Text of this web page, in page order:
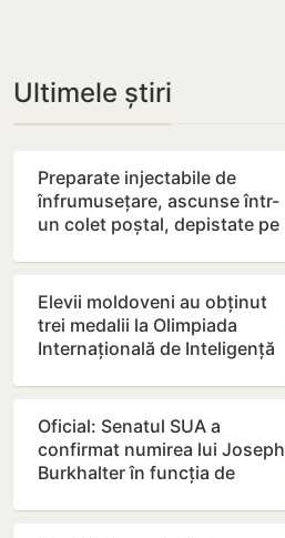
Ultimele știri
Preparate injectabile de
înfrumusețare, ascunse într-
un colet poștal, depistate pe
Elevii moldoveni au obținut
trei medalii la Olimpiada
Internațională de Inteligență
Oficial: Senatul SUA a
confirmat numirea lui Joseph
Burkhalter în funcția de